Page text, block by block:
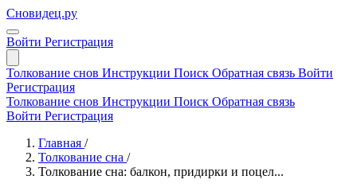
Сновидец.ру
Войти Регистрация
Толкование снов Инструкции Поиск Обратная связь Войти
Регистрация
Толкование снов Инструкции Поиск Обратная связь
Войти Регистрация
Главная /
Толкование сна /
Толкование сна: балкон, придирки и поцел...